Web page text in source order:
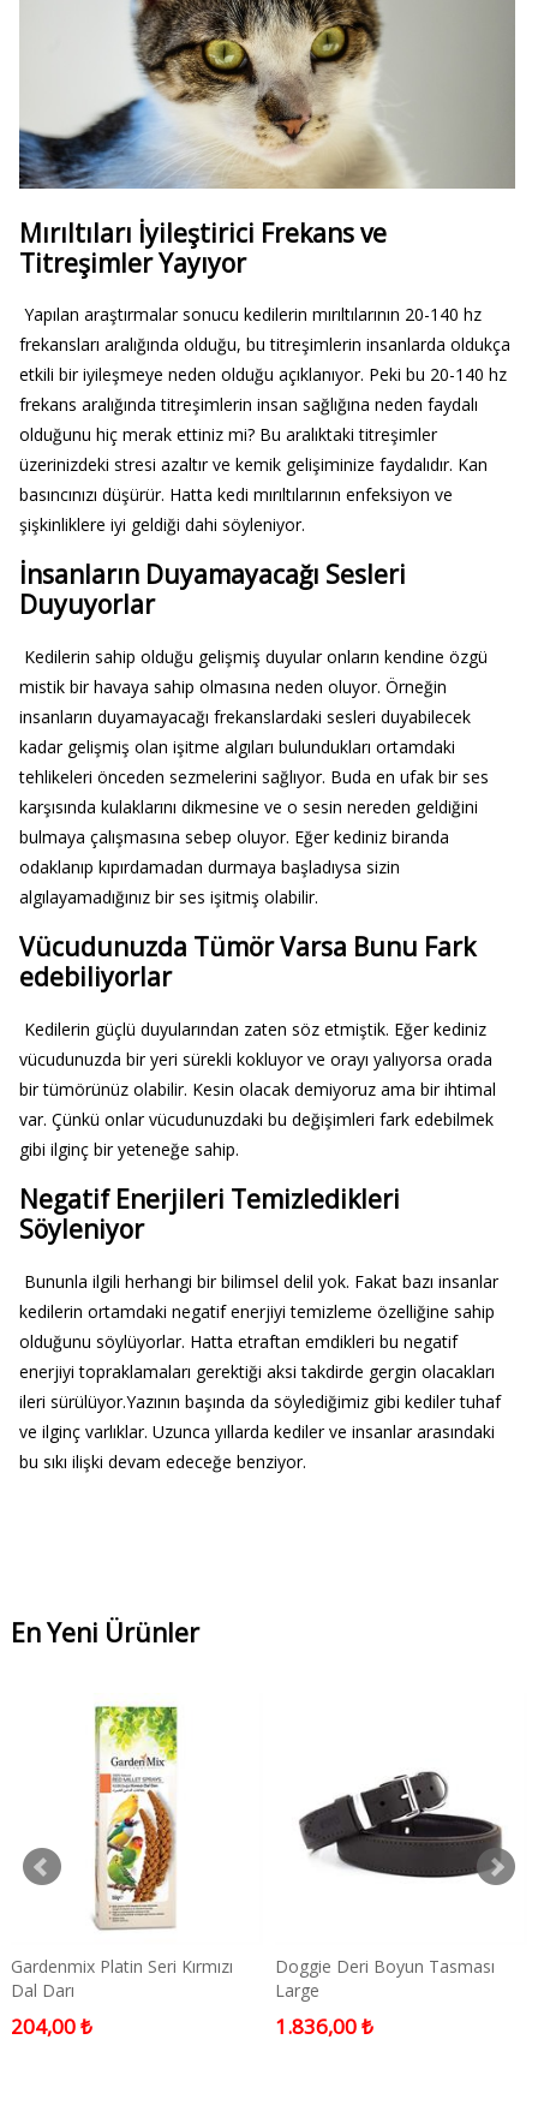
Mırıltıları İyileştirici Frekans ve
Titreşimler Yayıyor
Yapılan araştırmalar sonucu kedilerin mırıltılarının 20-140 hz
frekansları aralığında olduğu, bu titreşimlerin insanlarda oldukça
etkili bir iyileşmeye neden olduğu açıklanıyor. Peki bu 20-140 hz
frekans aralığında titreşimlerin insan sağlığına neden faydalı
olduğunu hiç merak ettiniz mi? Bu aralıktaki titreşimler
üzerinizdeki stresi azaltır ve kemik gelişiminize faydalıdır. Kan
basıncınızı düşürür. Hatta kedi mırıltılarının enfeksiyon ve
şişkinliklere iyi geldiği dahi söyleniyor.
İnsanların Duyamayacağı Sesleri
Duyuyorlar
Kedilerin sahip olduğu gelişmiş duyular onların kendine özgü
mistik bir havaya sahip olmasına neden oluyor. Örneğin
insanların duyamayacağı frekanslardaki sesleri duyabilecek
kadar gelişmiş olan işitme algıları bulundukları ortamdaki
tehlikeleri önceden sezmelerini sağlıyor. Buda en ufak bir ses
karşısında kulaklarını dikmesine ve o sesin nereden geldiğini
bulmaya çalışmasına sebep oluyor. Eğer kediniz biranda
odaklanıp kıpırdamadan durmaya başladıysa sizin
algılayamadığınız bir ses işitmiş olabilir.
Vücudunuzda Tümör Varsa Bunu Fark
edebiliyorlar
Kedilerin güçlü duyularından zaten söz etmiştik. Eğer kediniz
vücudunuzda bir yeri sürekli kokluyor ve orayı yalıyorsa orada
bir tümörünüz olabilir. Kesin olacak demiyoruz ama bir ihtimal
var. Çünkü onlar vücudunuzdaki bu değişimleri fark edebilmek
gibi ilginç bir yeteneğe sahip.
Negatif Enerjileri Temizledikleri
Söyleniyor
Bununla ilgili herhangi bir bilimsel delil yok. Fakat bazı insanlar
kedilerin ortamdaki negatif enerjiyi temizleme özelliğine sahip
olduğunu söylüyorlar. Hatta etraftan emdikleri bu negatif
enerjiyi topraklamaları gerektiği aksi takdirde gergin olacakları
ileri sürülüyor.Yazının başında da söylediğimiz gibi kediler tuhaf
ve ilginç varlıklar. Uzunca yıllarda kediler ve insanlar arasındaki
bu sıkı ilişki devam edeceğe benziyor.
En Yeni Ürünler
Gardenmix Platin Seri Kırmızı
Dal Darı
204,00 ₺
Doggie Deri Boyun Tasması
Large
1.836,00 ₺